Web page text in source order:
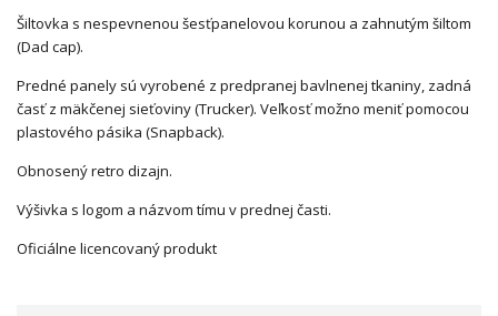
Šiltovka s nespevnenou šesťpanelovou korunou a zahnutým šiltom
(Dad cap).
Predné panely sú vyrobené z predpranej bavlnenej tkaniny, zadná
časť z mäkčenej sieťoviny (Trucker). Veľkosť možno meniť pomocou
plastového pásika (Snapback).
Obnosený retro dizajn.
Výšivka s logom a názvom tímu v prednej časti.
Oficiálne licencovaný produkt